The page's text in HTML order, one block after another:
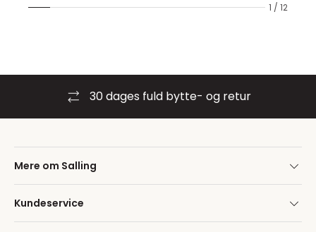
1 / 12
30 dages fuld bytte- og retur
Mere om Salling
Kundeservice